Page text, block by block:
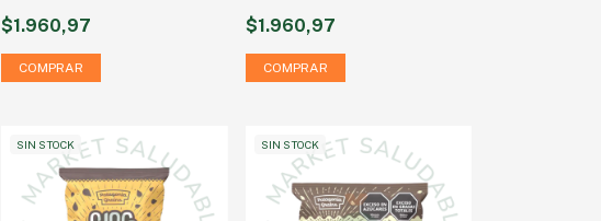
$1.960,97 $1.960,97
SIN STOCK SIN STOCK